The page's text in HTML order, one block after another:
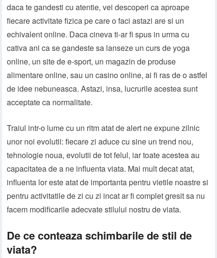
daca te gandesti cu atentie, vei descoperi ca aproape
fiecare activitate fizica pe care o faci astazi are si un
echivalent online. Daca cineva ti-ar fi spus in urma cu
cativa ani ca se gandeste sa lanseze un curs de yoga
online, un site de e-sport, un magazin de produse
alimentare online, sau un casino online, ai fi ras de o astfel
de idee nebuneasca. Astazi, insa, lucrurile acestea sunt
acceptate ca normalitate.
Traiul intr-o lume cu un ritm atat de alert ne expune zilnic
unor noi evolutii: fiecare zi aduce cu sine un trend nou,
tehnologie noua, evolutii de tot felul, iar toate acestea au
capacitatea de a ne influenta viata. Mai mult decat atat,
influenta lor este atat de importanta pentru vietile noastre si
pentru activitatile de zi cu zi incat ar fi complet gresit sa nu
facem modificarile adecvate stilului nostru de viata.
De ce conteaza schimbarile de stil de
viata?